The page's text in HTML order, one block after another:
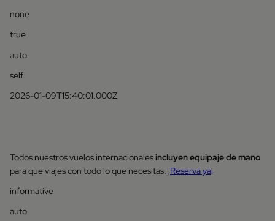
none
true
auto
self
2026-01-09T15:40:01.000Z
Todos nuestros vuelos internacionalesincluyen equipaje de mano
para que viajes con todo lo que necesitas. ¡Reserva ya!
informative
auto